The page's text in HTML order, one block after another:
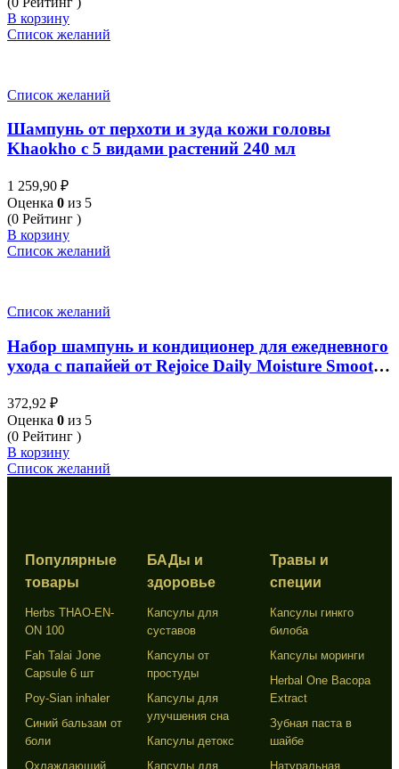
В корзину
Список желаний
Список желаний
Шампунь от перхоти и зуда кожи головы
Khaokho с 5 видами растений 240 мл
1 259,90 ₽
Оценка 0 из 5
(0 Рейтинг )
В корзину
Список желаний
Список желаний
Набор шампунь и кондиционер для ежедневного
ухода с папайей от Rejoice Daily Moisture Smooth
372,92 ₽
Оценка 0 из 5
(0 Рейтинг )
В корзину
Список желаний
Популярные
товары
Herbs THAO-EN-
ON 100
Fah Talai Jone
Capsule 6 шт
Poy-Sian inhaler
Синий бальзам от
боли
Охлаждающий
БАДы и
здоровье
Капсулы для
суставов
Капсулы от
простуды
Капсулы для
улучшения сна
Капсулы детокс
Капсулы для
Травы и
специи
Капсулы гинкго
билоба
Капсулы моринги
Herbal One Bacopa
Extract
Зубная паста в
шайбе
Натуральная